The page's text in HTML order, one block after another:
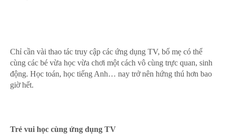
Chỉ cần vài thao tác truy cập các ứng dụng TV, bố mẹ có thể
cùng các bé vừa học vừa chơi một cách vô cùng trực quan, sinh
động. Học toán, học tiếng Anh… nay trở nên hứng thú hơn bao
giờ hết.
Trẻ vui học cùng ứng dụng TV